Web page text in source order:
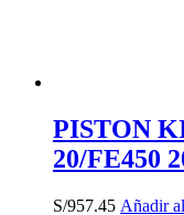
PISTON
20/FE450
S/957.45 Añadir